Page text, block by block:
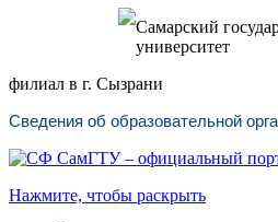
Самарский
университет
филиал в г. Сызрани
Сведения об образовательной
Нажмите, чтобы раскрыть